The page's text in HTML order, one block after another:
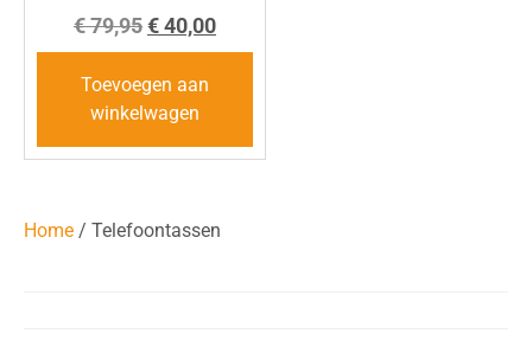
€79,95€40,00
Toevoegen aan
winkelwagen
Home / Telefoontassen